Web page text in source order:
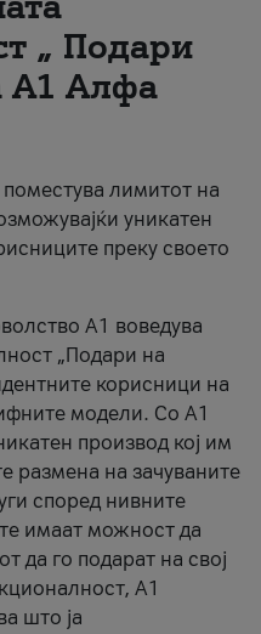
„ Подари
А1 Алфа
лимитот на
уникатен
преку своето
А1 воведува
„Подари на
корисници на
модели. Со A1
производ кој им
размена на зачуваните
според нивните
имаат можност да
да го подарат на свој
А1
што ја